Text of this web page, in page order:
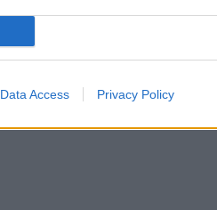
Data Access Privacy Policy